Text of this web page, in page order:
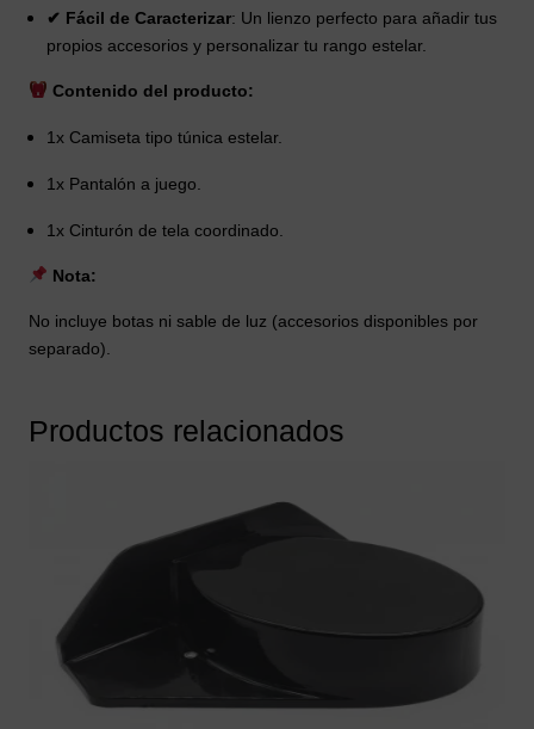
✔ Fácil de Caracterizar: Un lienzo perfecto para añadir tus
propios accesorios y personalizar tu rango estelar.
Contenido del producto:
1x Camiseta tipo túnica estelar.
1x Pantalón a juego.
1x Cinturón de tela coordinado.
Nota:
No incluye botas ni sable de luz (accesorios disponibles por
separado).
Productos relacionados